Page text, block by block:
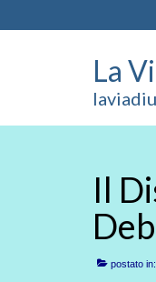
La
Il
postato in: